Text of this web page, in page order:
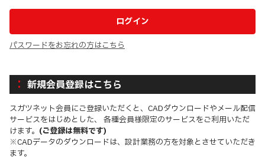
パスワードをお忘れの方はこちら
新規会員登録はこちら
スガツネット会員にご登録いただくと、CADダウンロードやメール配信
サービスをはじめとした、 各種会員様限定のサービスをご利用いただ
けます。 (ご登録は無料です)
※CADデータのダウンロードは、設計業務の方を対象とさせていただき
ます。